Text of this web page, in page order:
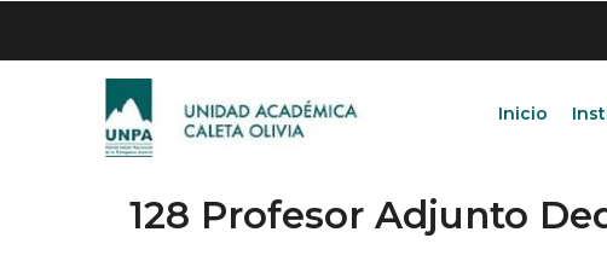
Inicio
128 Profesor Adjunto